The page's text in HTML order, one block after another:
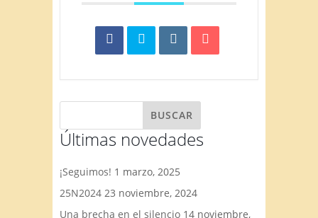
Últimas novedades
¡Seguimos! 1 marzo, 2025
25N2024 23 noviembre, 2024
Una brecha en el silencio 14 noviembre,